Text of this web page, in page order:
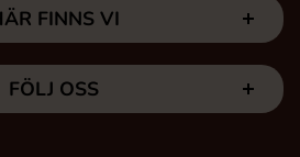
FINNS VI
FÖLJ OSS